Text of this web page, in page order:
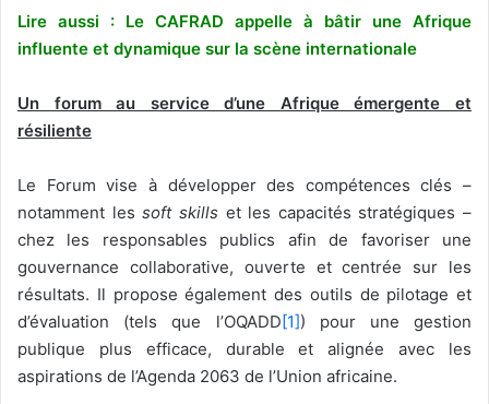
Lire aussi : Le CAFRAD appelle à bâtir une Afrique
influente et dynamique sur la scène internationale
Un forum au service d’une Afrique émergente et
résiliente
Le Forum vise à développer des compétences clés –
notamment lessoft skills et les capacités stratégiques –
chez les responsables publics afin de favoriser une
gouvernance collaborative, ouverte et centrée sur les
résultats. Il propose également des outils de pilotage et
d’évaluation (tels que l’OQADD[1]) pour une gestion
publique plus efficace, durable et alignée avec les
aspirations de l’Agenda 2063 de l’Union africaine.